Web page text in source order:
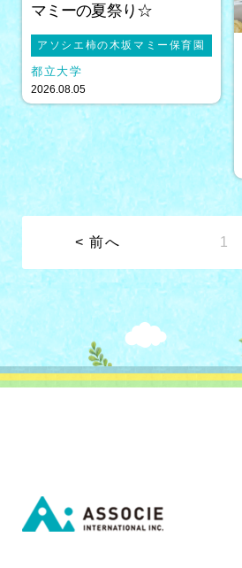
マミーの夏祭り☆
アソシエ柿の木坂マミー保育園
都立大学
2026.08.05
< 前へ 1